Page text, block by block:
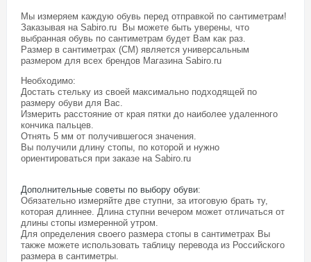
Мы измеряем каждую обувь перед отправкой по сантиметрам!
Заказывая на Sabiro.ru Вы можете быть уверены, что
выбранная обувь по сантиметрам будет Вам как раз.
Размер в сантиметрах (СМ) является универсальным
размером для всех брендов Магазина Sabiro.ru
Необходимо:
Достать стельку из своей максимально подходящей по
размеру обуви для Вас.
Измерить расстояние от края пятки до наиболее удаленного
кончика пальцев.
Отнять 5 мм от получившегося значения.
Вы получили длину стопы, по которой и нужно
ориентироваться при заказе на Sabiro.ru
Дополнительные советы по выбору обуви:
Обязательно измеряйте две ступни, за итоговую брать ту,
которая длиннее. Длина ступни вечером может отличаться от
длины стопы измеренной утром.
Для определения своего размера стопы в сантиметрах Вы
также можете использовать таблицу перевода из Российского
размера в сантиметры.